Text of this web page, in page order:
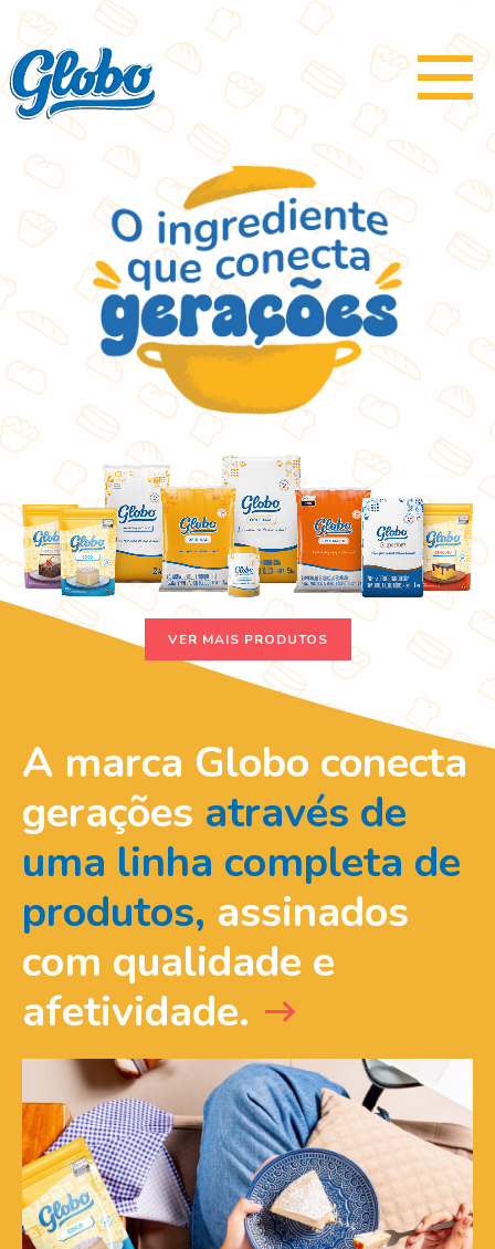
VER MAIS PRODUTOS
A marca Globo conecta
gerações através de
uma linha completa de
produtos, assinados
com qualidade e
afetividade.